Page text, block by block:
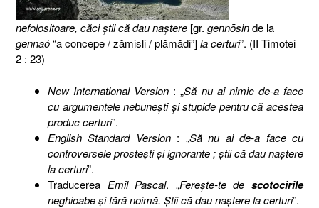
nefolositoare, căci ştii că dau naştere [gr. gennōsinde la
gennaó“a concepe / zămisli / plămădi”]la certuri”. (II Timotei
2 : 23)
New International Version : „Să nu ai nimic de-a face
cu argumentele nebuneşti şi stupide pentru că acestea
produc certuri”.
English Standard Version: „Să nu ai de-a face cu
controversele prosteşti şi ignorante ; ştii că dau naştere
la certuri”.
Traducerea Emil Pascal. „Fereşte-te descotocirile
neghioabe şi fără noimă. Ştii că dau naştere la certuri”.